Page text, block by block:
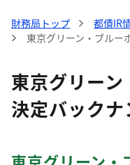
財務局トップ 都債IR
東京グリーン・ブルー
東京グリー
決定バックナ